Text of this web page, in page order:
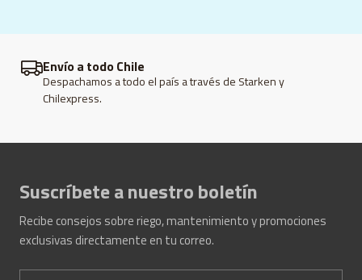
Envío a todo Chile
Despachamos a todo el país a través de Starken y
Chilexpress.
Suscríbete a nuestro boletín
Recibe consejos sobre riego, mantenimiento y promociones
exclusivas directamente en tu correo.